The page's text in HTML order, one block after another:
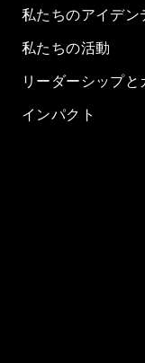
私たちのアイデン
私たちの活動
リーダーシップと
インパクト